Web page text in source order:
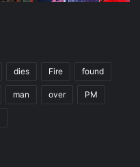
dies Fire found
man over PM